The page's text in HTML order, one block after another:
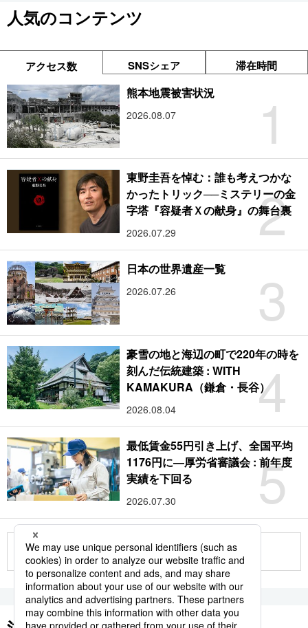
人気のコンテンツ
アクセス数 SNSシェア 滞在時間
1
熊本地震被害状況
2026.08.07
2
東野圭吾を悼む：誰も考えつかな
かったトリック──ミステリーの金
字塔『容疑者Ｘの献身』の舞台裏
2026.07.29
3
日本の世界遺産一覧
2026.07.26
4
豪雪の地と海辺の町で220年の時を
刻んだ伝統建築 : WITH
KAMAKURA（鎌倉・長谷）
2026.08.04
5
最低賃金55円引き上げ、全国平均
1176円に―厚労省審議会 : 前年度
実績を下回る
2026.07.30
もっと見る